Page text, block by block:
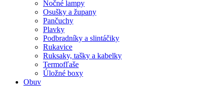
Nočné lampy
Osušky a župany
Pančuchy
Plavky
Podbradníky a slintáčiky
Rukavice
Ruksaky, tašky a kabelky
Termofľaše
Úložné boxy
Obuv